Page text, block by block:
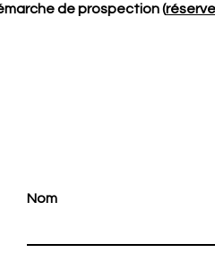
de prospection (
Nom